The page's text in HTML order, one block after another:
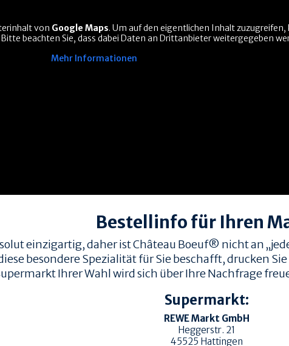
von Google Maps. Um auf den eigentlichen Inhalt zuzugreifen,
beachten Sie, dass dabei Daten an Drittanbieter weitergegeben
Mehr Informationen
Bestellinfo für Ihren
einzigartig, daher ist Château Boeuf® nicht an
besondere Spezialität für Sie beschafft, drucken
Ihrer Wahl wird sich über Ihre Nachfrage
Supermarkt:
REWE Markt GmbH
Heggerstr. 21
45525 Hattingen